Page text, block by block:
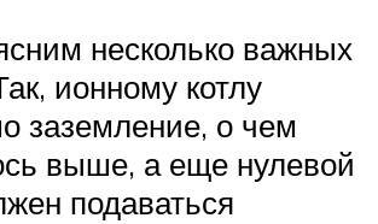
несколько важных
ионному котлу
заземление, о чем
выше, а еще нулевой
подаваться